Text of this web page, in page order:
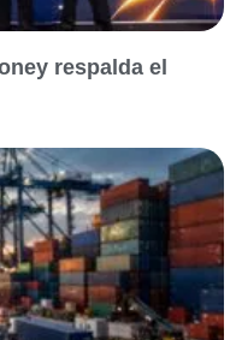
respalda el